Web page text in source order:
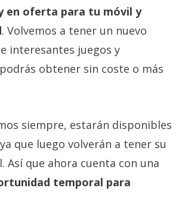
en oferta para tu móvil y
. Volvemos a tener un nuevo
interesantes juegos y
obtener sin coste o más
siempre, estarán disponibles
que luego volverán a tener su
Así que ahora cuenta con una
temporal para